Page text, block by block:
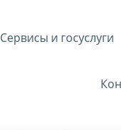
Сервисы и госуслуги